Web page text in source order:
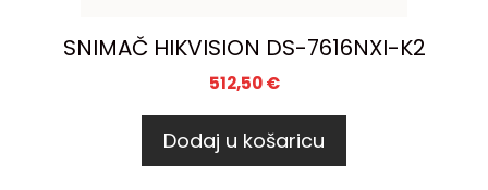
SNIMAČ HIKVISION DS-7616NXI-K2
512,50€
Dodaj u košaricu